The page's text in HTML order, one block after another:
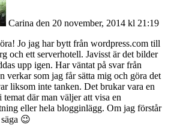
Carina den 20 november, 2014 kl 21:19
Jo jag har bytt från wordpress.com till
och ett serverhotell. Javisst är det bilder
upp igen. Har väntat på svar från
verkar som jag får sätta mig och göra det
liksom inte tanken. Det brukar vara en
där man väljer att visa en
eller hela blogginlägg. Om jag förstår
😉